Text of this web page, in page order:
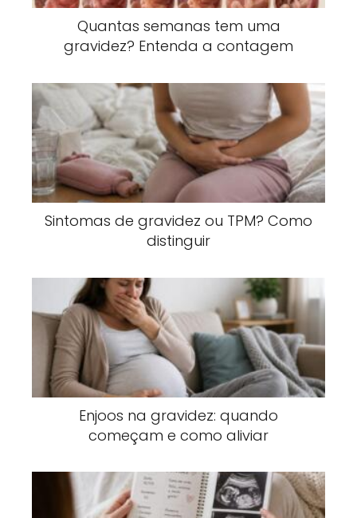
Quantas semanas tem uma
gravidez? Entenda a contagem
Sintomas de gravidez ou TPM? Como
distinguir
Enjoos na gravidez: quando
começam e como aliviar